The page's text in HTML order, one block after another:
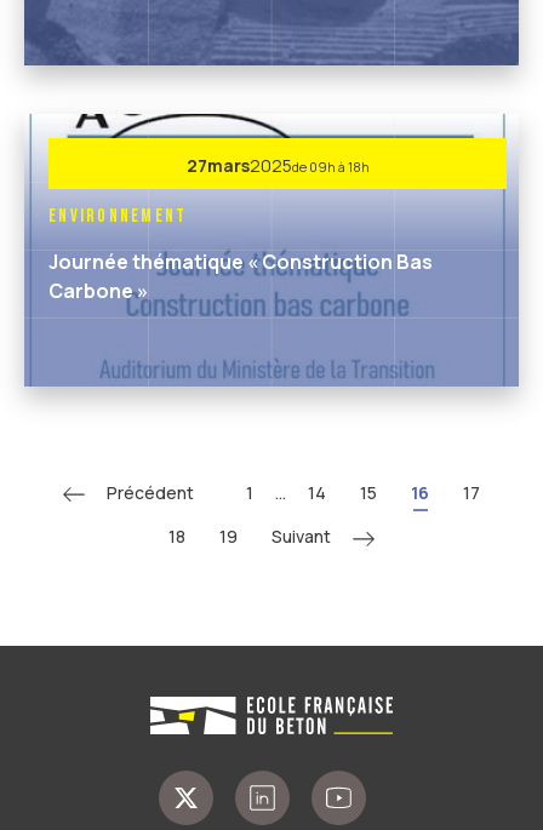
27mars2025de 09h à 18h
Environnement
Journée thématique « Construction Bas
Carbone »
Précédent 1 ... 14 15 16
17
18
19 Suivant